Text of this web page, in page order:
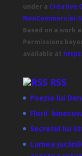
under a Creative
NonCommercial-
Based on a work
Permissions
available at
RSS
Poezia lui
Florii
Secretul lui
Lumea